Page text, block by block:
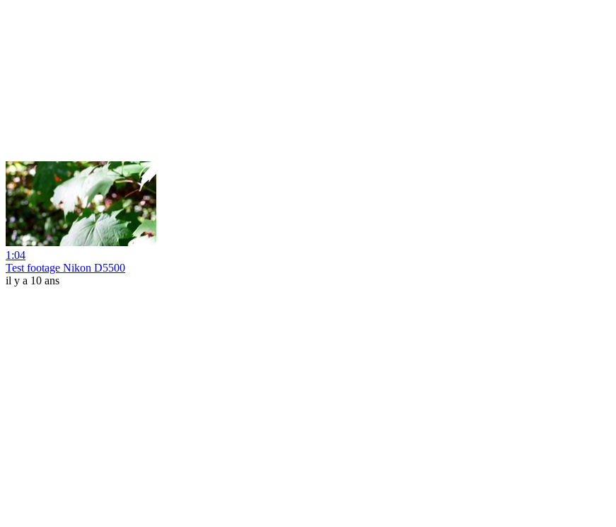
1:04
Test footage Nikon D5500
il y a 10 ans